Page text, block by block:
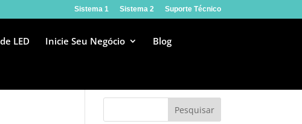
Sistema 1 Sistema 2 Suporte Técnico
LED Inicie Seu Negócio Blog